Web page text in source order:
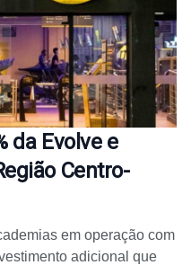
da Evolve e
Centro-
em operação com
adicional que